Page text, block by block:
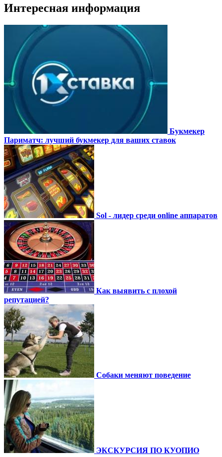
Интересная информация
Букмекер
Париматч: лучший букмекер для ваших ставок
Sol - лидер среди online аппаратов
Как выявить с плохой
репутацией?
Собаки меняют поведение
ЭКСКУРСИЯ ПО КУОПИО